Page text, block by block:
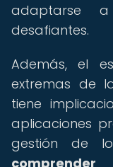
adaptarse
desafiantes.
Además, el
extremas de
tiene
aplicaciones
gestión de